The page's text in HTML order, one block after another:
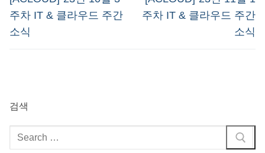
색
post:
주차 IT & 클라우드 주간
소식
post:
주차 IT & 클라우드 주간
소식
검색
검
색